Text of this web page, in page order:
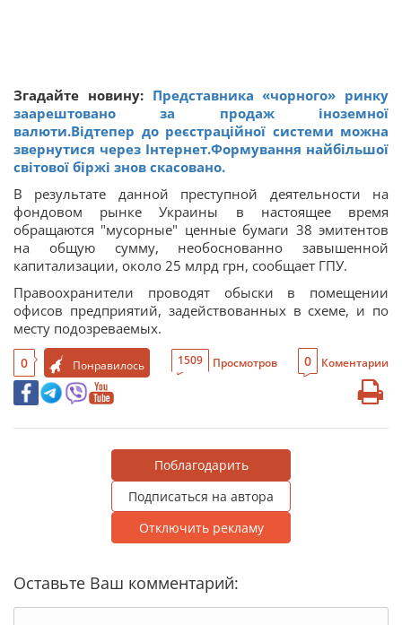
Згадайте новину:Представника «чорного» ринку
заарештовано за продаж іноземної
валюти.Відтепер до реєстраційної системи можна
звернутися через Інтернет.Формування найбільшої
світової біржі знов скасовано.
В результате данной преступной деятельности на
фондовом рынке Украины в настоящее время
обращаются "мусорные" ценные бумаги 38 эмитентов
на общую сумму, необоснованно завышенной
капитализации, около 25 млрд грн, сообщает ГПУ.
Правоохранители проводят обыски в помещении
офисов предприятий, задействованных в схеме, и по
месту подозреваемых.
0 Понравилось 1509 Просмотров 0 Коментарии
Поблагодарить
Подписаться на автора
Отключить рекламу
Оставьте Ваш комментарий: